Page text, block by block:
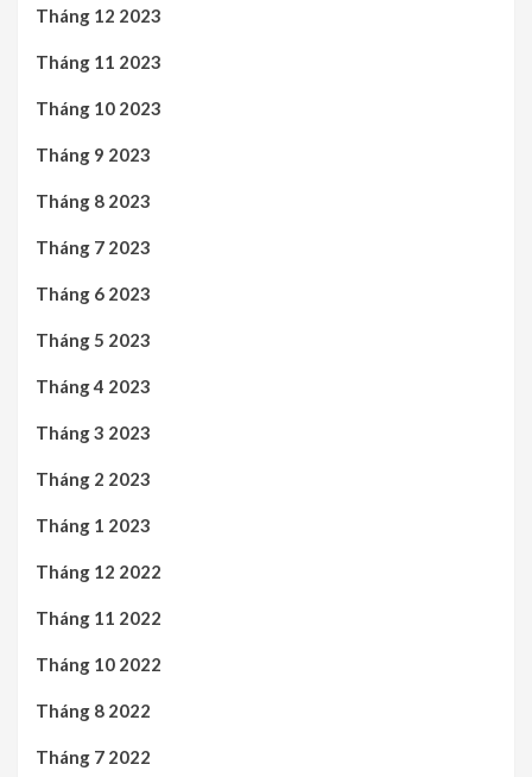
Tháng 12 2023
Tháng 11 2023
Tháng 10 2023
Tháng 9 2023
Tháng 8 2023
Tháng 7 2023
Tháng 6 2023
Tháng 5 2023
Tháng 4 2023
Tháng 3 2023
Tháng 2 2023
Tháng 1 2023
Tháng 12 2022
Tháng 11 2022
Tháng 10 2022
Tháng 8 2022
Tháng 7 2022